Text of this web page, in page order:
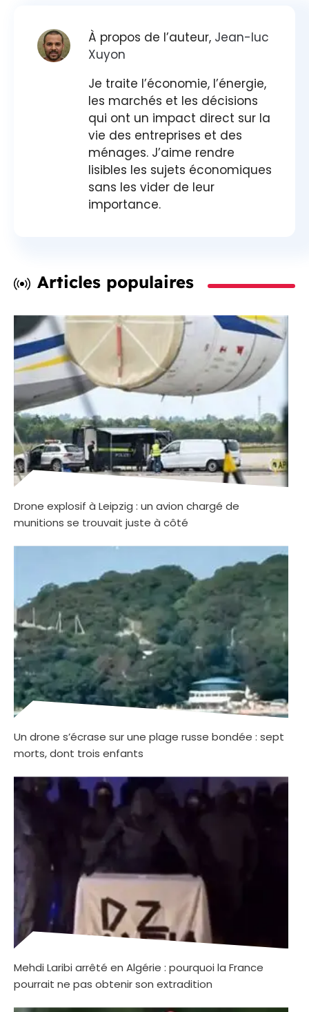
À propos de l’auteur, Jean-luc
Xuyon
Je traite l’économie, l’énergie,
les marchés et les décisions
qui ont un impact direct sur la
vie des entreprises et des
ménages. J’aime rendre
lisibles les sujets économiques
sans les vider de leur
importance.
Articles populaires
Drone explosif à Leipzig : un avion chargé de
munitions se trouvait juste à côté
Un drone s’écrase sur une plage russe bondée : sept
morts, dont trois enfants
Mehdi Laribi arrêté en Algérie : pourquoi la France
pourrait ne pas obtenir son extradition